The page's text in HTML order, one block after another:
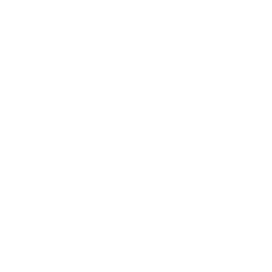
compartiré contigo las cosas que me conmueven,